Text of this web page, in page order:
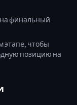
финальный
этапе, чтобы
позицию на